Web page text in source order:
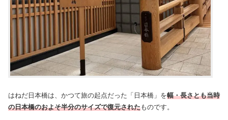
はねだ日本橋は、かつて旅の起点だった「日本橋」を幅・長さとも当時
の日本橋のおよそ半分のサイズで復元されたものです。